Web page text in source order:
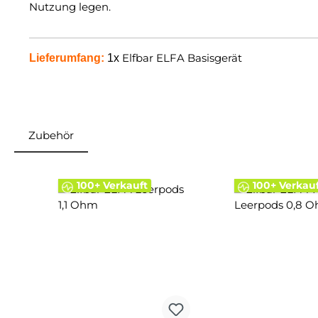
Nutzung legen.
Lieferumfang: 1x Elfbar ELFA Basisgerät
Zubehör
100+ Verkauft 100+